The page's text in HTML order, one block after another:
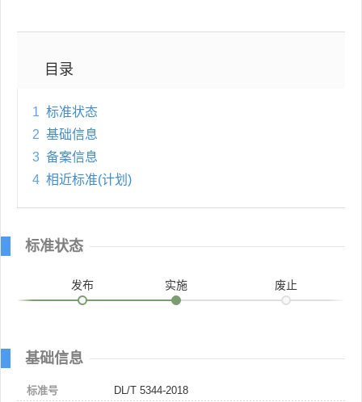
目录
1 标准状态
2 基础信息
3 备案信息
4 相近标准(计划)
标准状态
发布 实施 废止
基础信息
标准号
DL/T 5344-2018